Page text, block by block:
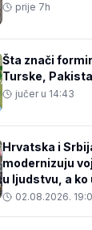
prije 7h
Šta znači
Turske,
jučer u 14:43
Hrvatska i
modernizuju
u ljudstvu, a
02.08.2026.